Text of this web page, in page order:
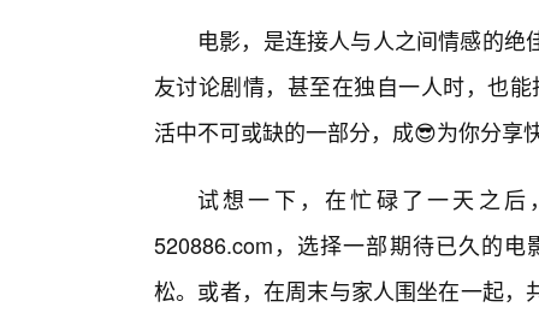
电影，是连接人与人之间情感的
友讨论剧情，甚至在独自一人时，也
活中不可或缺的一部分，成😎为你分享
试想一下，在忙碌了一天之
520886.com，选择一部期待已久的
松。或者，在周末与家人围坐在一起